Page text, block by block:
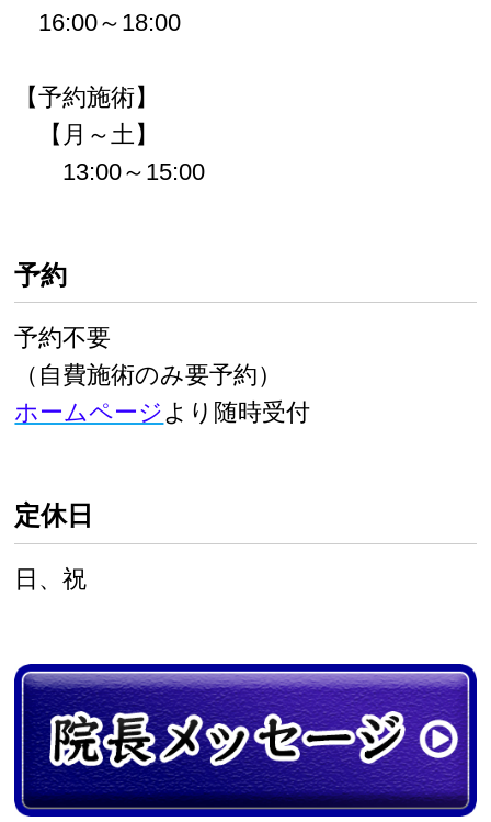
16:00～18:00
【予約施術】
【月～土】
13:00～15:00
予約
予約不要
（自費施術のみ要予約）
ホームページより随時受付
定休日
日、祝